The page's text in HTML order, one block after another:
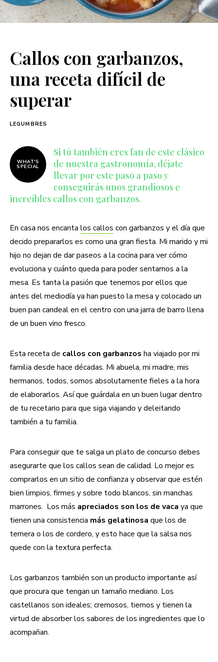
Callos con garbanzos,
una receta difícil de
superar
LEGUMBRES
WHAT'S
SPECIAL
Si tú también eres fan de este clásico
de nuestra gastronomía, déjate
llevar por este paso a paso y
conseguirás unos grandiosos e
increíbles callos con garbanzos.
En casa nos encanta los callos con garbanzos y el día que
decido prepararlos es como una gran fiesta. Mi marido y mi
hijo no dejan de dar paseos a la cocina para ver cómo
evoluciona y cuánto queda para poder sentarnos a la
mesa. Es tanta la pasión que tenemos por ellos que
antes del mediodía ya han puesto la mesa y colocado un
buen pan candeal en el centro con una jarra de barro llena
de un buen vino fresco.
Esta receta de callos con garbanzos ha viajado por mi
familia desde hace décadas. Mi abuela, mi madre, mis
hermanos, todos, somos absolutamente fieles a la hora
de elaborarlos. Así que guárdala en un buen lugar dentro
de tu recetario para que siga viajando y deleitando
también a tu familia.
Para conseguir que te salga un plato de concurso debes
asegurarte que los callos sean de calidad. Lo mejor es
comprarlos en un sitio de confianza y observar que estén
bien limpios, firmes y sobre todo blancos, sin manchas
marrones. Los más apreciados son los de vaca ya que
tienen una consistencia más gelatinosa que los de
ternera o los de cordero, y esto hace que la salsa nos
quede con la textura perfecta.
Los garbanzos también son un producto importante así
que procura que tengan un tamaño mediano. Los
castellanos son ideales; cremosos, tiernos y tienen la
virtud de absorber los sabores de los ingredientes que lo
acompañan.